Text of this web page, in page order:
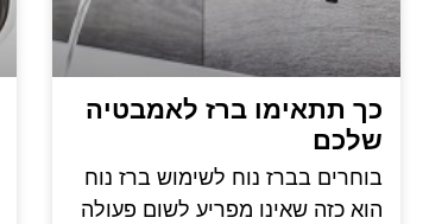
כך תתאימו ברז לאמבטיה
שלכם
בוחרים בברז נוח לשימוש ברז נוח
הוא כזה שאינו מפריע לשום פעולה